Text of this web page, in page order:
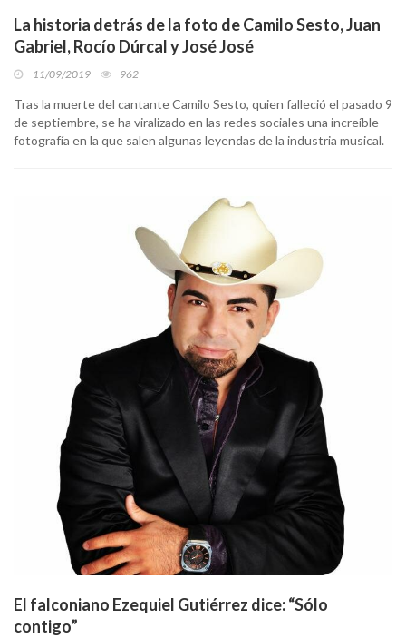
La historia detrás de la foto de Camilo Sesto, Juan
Gabriel, Rocío Dúrcal y José José
11/09/2019 962
Tras la muerte del cantante Camilo Sesto, quien falleció el pasado 9
de septiembre, se ha viralizado en las redes sociales una increíble
fotografía en la que salen algunas leyendas de la industria musical.
El falconiano Ezequiel Gutiérrez dice: “Sólo
contigo”